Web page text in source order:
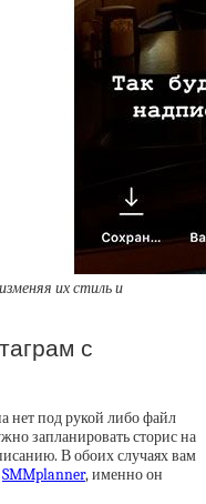
их стиль и
с
нет под рукой либо файл
запланировать сторис на
В обоих случаях вам
SMMplanner, именно он